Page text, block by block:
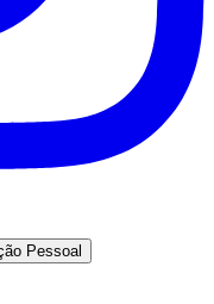
Pessoal